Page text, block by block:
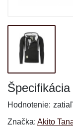
Špecifikácia
Hodnotenie:
Značka: Akito